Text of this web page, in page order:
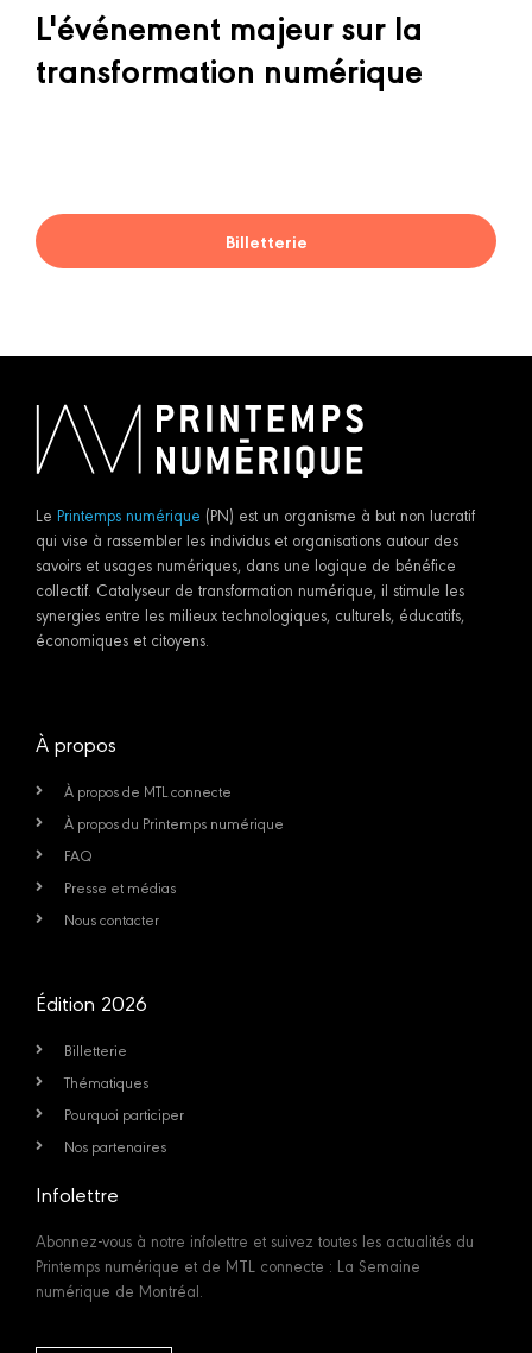
L'événement majeur sur la
transformation numérique
Billetterie
Le Printemps numérique (PN) est un organisme à but non lucratif
qui vise à rassembler les individus et organisations autour des
savoirs et usages numériques, dans une logique de bénéfice
collectif. Catalyseur de transformation numérique, il stimule les
synergies entre les milieux technologiques, culturels, éducatifs,
économiques et citoyens.
À propos
À propos de MTL connecte
À propos du Printemps numérique
FAQ
Presse et médias
Nous contacter
Édition 2026
Billetterie
Thématiques
Pourquoi participer
Nos partenaires
Infolettre
Abonnez-vous à notre infolettre et suivez toutes les actualités du
Printemps numérique et de MTL connecte : La Semaine
numérique de Montréal.